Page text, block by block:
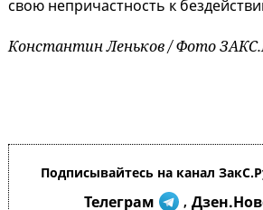
свою непричастность к
Константин Леньков / Фото
Подписывайтесь на канал
Телеграм ,